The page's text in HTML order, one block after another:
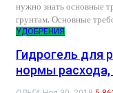
нужно знать основные
грунтам. Основные
УДОБРЕНИЯ
Гидрогель для
нормы